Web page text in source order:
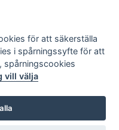
Sök
för att säkerställa
i spårningssyfte för att
spårningscookies
vill välja